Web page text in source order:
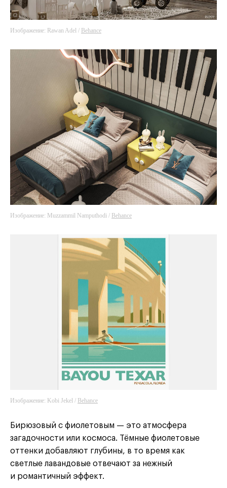
Изображение: Rawan Adel / Behance
Изображение: Muzzammil Namputhodi / Behance
Изображение: Kobi Jekel / Behance
Бирюзовый с фиолетовым — это атмосфера
загадочности или космоса. Тёмные фиолетовые
оттенки добавляют глубины, в то время как
светлые лавандовые отвечают за нежный
и романтичный эффект.